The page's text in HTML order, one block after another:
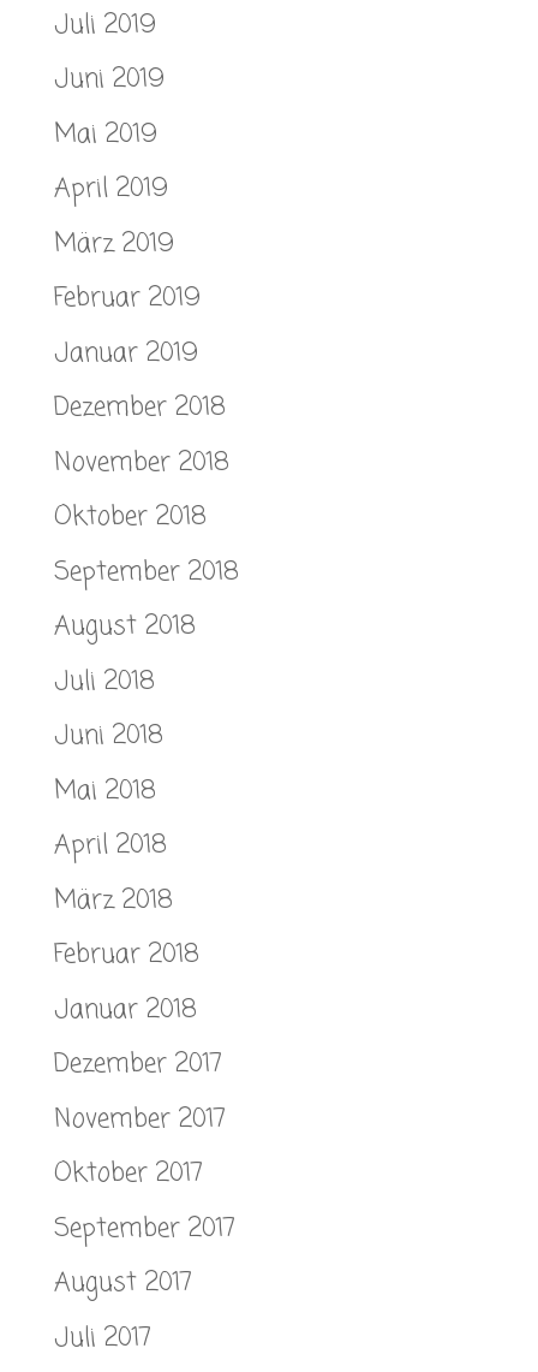
Juli 2019
Juni 2019
Mai 2019
April 2019
März 2019
Februar 2019
Januar 2019
Dezember 2018
November 2018
Oktober 2018
September 2018
August 2018
Juli 2018
Juni 2018
Mai 2018
April 2018
März 2018
Februar 2018
Januar 2018
Dezember 2017
November 2017
Oktober 2017
September 2017
August 2017
Juli 2017